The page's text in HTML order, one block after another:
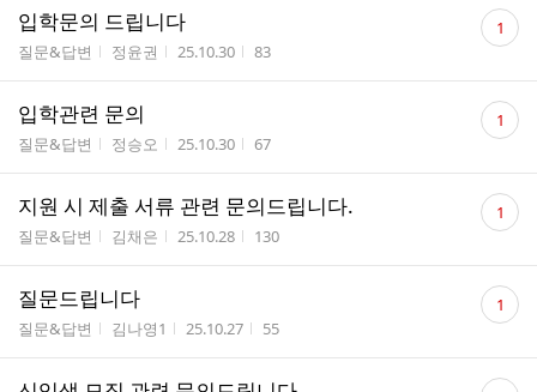
입학문의 드립니다
게시판명
질문&답변 작성자
정윤권 작성시간
25.10.30 조회수
83
댓
글 1
입학관련 문의
게시판명
질문&답변 작성자
정승오 작성시간
25.10.30 조회수
67
댓
글 1
지원 시 제출 서류 관련 문의드립니다.
게시판명
질문&답변 작성자
김채은 작성시간
25.10.28 조회수
130
댓
글 1
질문드립니다
게시판명
질문&답변 작성자
김나영1 작성시간
25.10.27 조회수
55
댓
글 1
댓